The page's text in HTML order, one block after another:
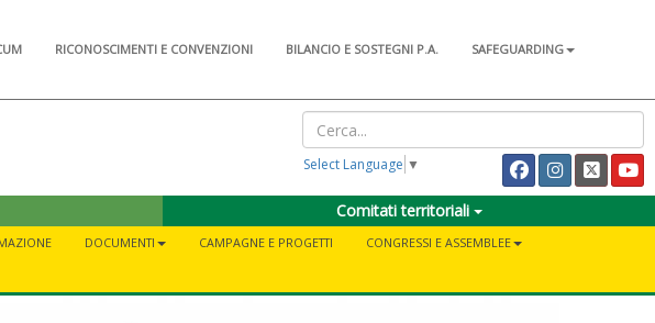
RICONOSCIMENTI E CONVENZIONI BILANCIO E SOSTEGNI P.A.
SAFEGUARDING
Select Language ▼
Comitati territoriali
DOCUMENTI CAMPAGNE E PROGETTI
CONGRESSI E ASSEMBLEE